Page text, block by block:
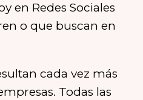
en Redes Sociales
o que buscan en
cada vez más
Todas las